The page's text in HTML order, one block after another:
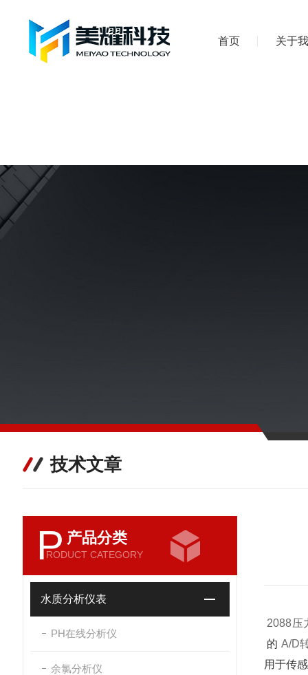
首页 关于
技术文章
P 产品分类
RODUCT CATEGORY
水质分析仪表
PH在线分析仪
余氯分析仪
2088压
的 A/D
用于传